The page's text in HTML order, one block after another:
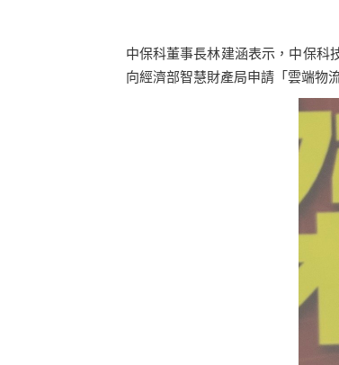
中保科董事長林建涵表示，中保科
向經濟部智慧財產局申請「雲端物